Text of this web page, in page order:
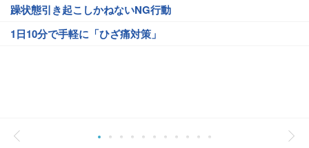
躁状態引き起こしかねないNG行動
1日10分で手軽に「ひざ痛対策」